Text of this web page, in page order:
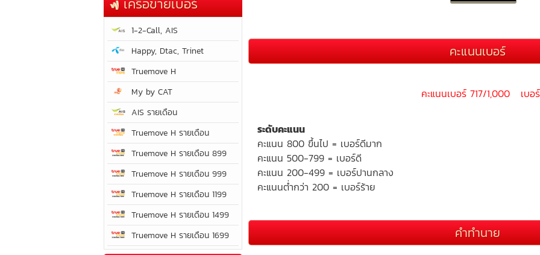
1-2-Call, AIS
Happy, Dtac, Trinet
Truemove H
My by CAT
AIS รายเดือน
Truemove H รายเดือน
Truemove H รายเดือน 899
Truemove H รายเดือน 999
Truemove H รายเดือน 1199
Truemove H รายเดือน 1499
Truemove H รายเดือน 1699
คะแนนเบอร์
คะแนนเบอร์ 717/1,000 เบอ
ระดับคะแนน
คะแนน 800 ขึ้นไป = เบอร์ดีมาก
คะแนน 500-799 = เบอร์ดี
คะแนน 200-499 = เบอร์ปานกลาง
คะแนนต่ำกว่า 200 = เบอร์ร้าย
คำทำนาย